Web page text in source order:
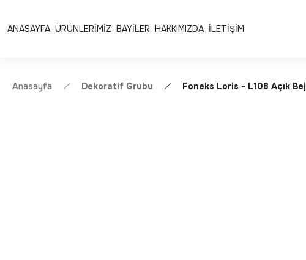
ANASAYFA ÜRÜNLERİMİZ BAYİLER HAKKIMIZDA İLETİŞİM
Anasayfa Dekoratif Grubu Foneks Loris - L108 Açık Bej